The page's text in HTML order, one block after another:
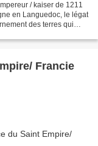
/ kaiser de 1211
en Languedoc, le légat
des terres qui
Francie